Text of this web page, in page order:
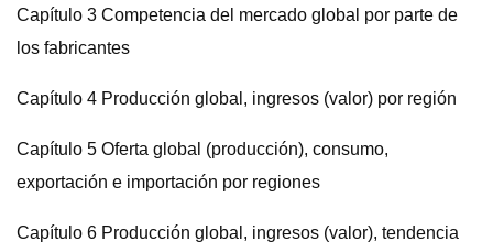
Capítulo 3 Competencia del mercado global por parte de
los fabricantes
Capítulo 4 Producción global, ingresos (valor) por región
Capítulo 5 Oferta global (producción), consumo,
exportación e importación por regiones
Capítulo 6 Producción global, ingresos (valor), tendencia